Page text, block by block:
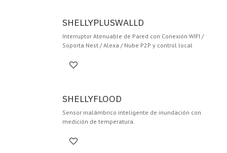
SHELLYPLUSWALLD
Interruptor Atenuable de Pared con Conexión WIFI /
Soporta Nest / Alexa / Nube P2P y control local
SHELLYFLOOD
Sensor inalámbrico inteligente de inundación con
medición de temperatura.